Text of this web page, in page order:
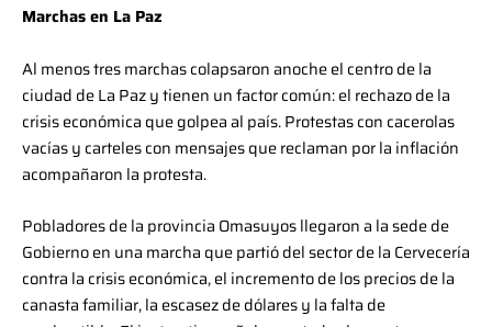
Marchas en La Paz
Al menos tres marchas colapsaron anoche el centro de la
ciudad de La Paz y tienen un factor común: el rechazo de la
crisis económica que golpea al país. Protestas con cacerolas
vacías y carteles con mensajes que reclaman por la inflación
acompañaron la protesta.
Pobladores de la provincia Omasuyos llegaron a la sede de
Gobierno en una marcha que partió del sector de la Cervecería
contra la crisis económica, el incremento de los precios de la
canasta familiar, la escasez de dólares y la falta de